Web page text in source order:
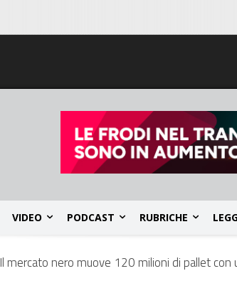
VIDEO PODCAST RUBRICHE
Il mercato nero muove 120 milioni di pallet